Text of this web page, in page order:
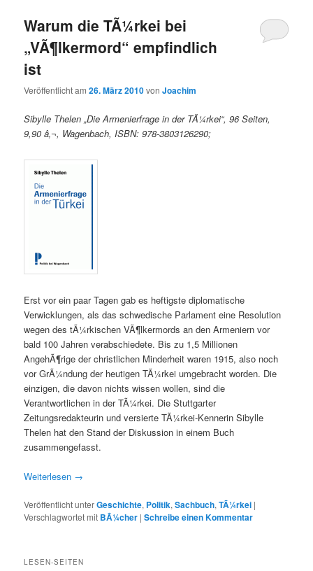
Warum die TÃ¼rkei bei
„VÃ¶lkermord“ empfindlich
ist
Veröffentlicht am26. März 2010vonJoachim
Sibylle Thelen „Die Armenierfrage in der TÃ¼rkei“, 96 Seiten,
9,90 â‚¬, Wagenbach, ISBN: 978-3803126290;
Erst vor ein paar Tagen gab es heftigste diplomatische
Verwicklungen, als das schwedische Parlament eine Resolution
wegen des tÃ¼rkischen VÃ¶lkermords an den Armeniern vor
bald 100 Jahren verabschiedete. Bis zu 1,5 Millionen
AngehÃ¶rige der christlichen Minderheit waren 1915, also noch
vor GrÃ¼ndung der heutigen TÃ¼rkei umgebracht worden. Die
einzigen, die davon nichts wissen wollen, sind die
Verantwortlichen in der TÃ¼rkei. Die Stuttgarter
Zeitungsredakteurin und versierte TÃ¼rkei-Kennerin Sibylle
Thelen hat den Stand der Diskussion in einem Buch
zusammengefasst.
Weiterlesen →
Veröffentlicht unterGeschichte, Politik,Sachbuch,TÃ¼rkei |
Verschlagwortet mit BÃ¼cher |Schreibe einen Kommentar
LESEN-SEITEN